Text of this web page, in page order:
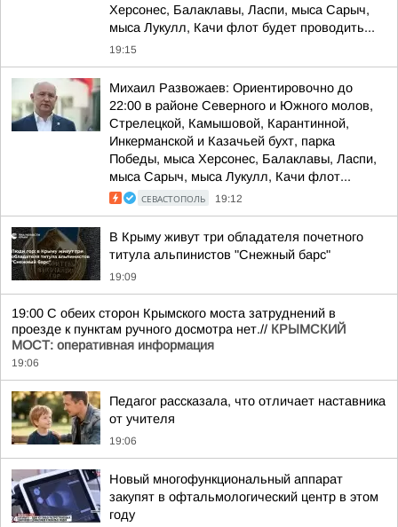
Херсонес, Балаклавы, Ласпи, мыса Сарыч,
мыса Лукулл, Качи флот будет проводить...
19:15
Михаил Развожаев: Ориентировочно до
22:00 в районе Северного и Южного молов,
Стрелецкой, Камышовой, Карантинной,
Инкерманской и Казачьей бухт, парка
Победы, мыса Херсонес, Балаклавы, Ласпи,
мыса Сарыч, мыса Лукулл, Качи флот...
СЕВАСТОПОЛЬ 19:12
В Крыму живут три обладателя почетного
титула альпинистов "Снежный барс"
19:09
19:00 С обеих сторон Крымского моста затруднений в
проезде к пунктам ручного досмотра нет.// КРЫМСКИЙ
МОСТ: оперативная информация
19:06
Педагог рассказала, что отличает наставника
от учителя
19:06
Новый многофункциональный аппарат
закупят в офтальмологический центр в этом
году